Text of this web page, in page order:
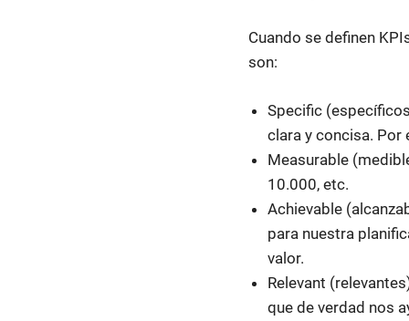
Cuando se definen
son:
Specific
clara y concisa. Por
Measurable
10.000, etc.
Achievable
para nuestra
valor.
Relevant
que de verdad nos